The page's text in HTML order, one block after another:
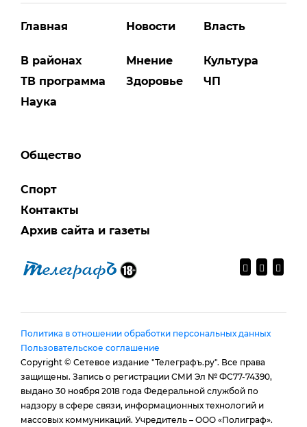
Главная
В районах
ТВ программа
Наука
Новости
Мнение
Здоровье
Власть
Культура
ЧП
Общество
Спорт
Контакты
Архив сайта и газеты
Политика в отношении обработки персональных данных
Пользовательское соглашение
Copyright © Сетевое издание "Телеграфъ.ру". Все права
защищены. Запись о регистрации СМИ Эл № ФС77-74390,
выдано 30 ноября 2018 года Федеральной службой по
надзору в сфере связи, информационных технологий и
массовых коммуникаций. Учредитель – ООО «Полиграф».